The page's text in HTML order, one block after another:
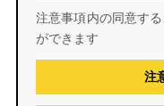
注意事項内の同意す
ができます
注